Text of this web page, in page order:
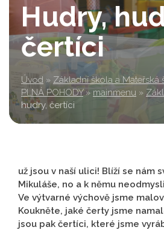
Hudry,
čertíci
Úvod » Základní škola a Mateřská
PLNÁ POHODY » mainmenu »
hudry, čertíci
už jsou v naší ulici! Blíží se nám
Mikuláše, no a k němu
Ve výtvarné výchově jsme
Koukněte, jaké čerty jsme
jsou pak čertíci, které jsme